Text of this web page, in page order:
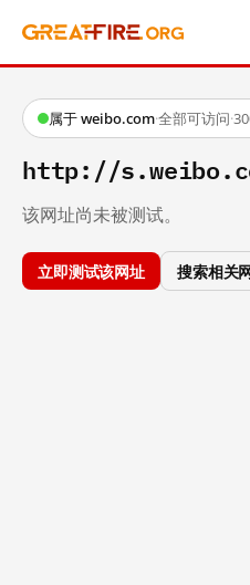
属于 weibo.com·全部可访问·
http://
该网址尚未被测试。
立即测试该网址 搜索相关